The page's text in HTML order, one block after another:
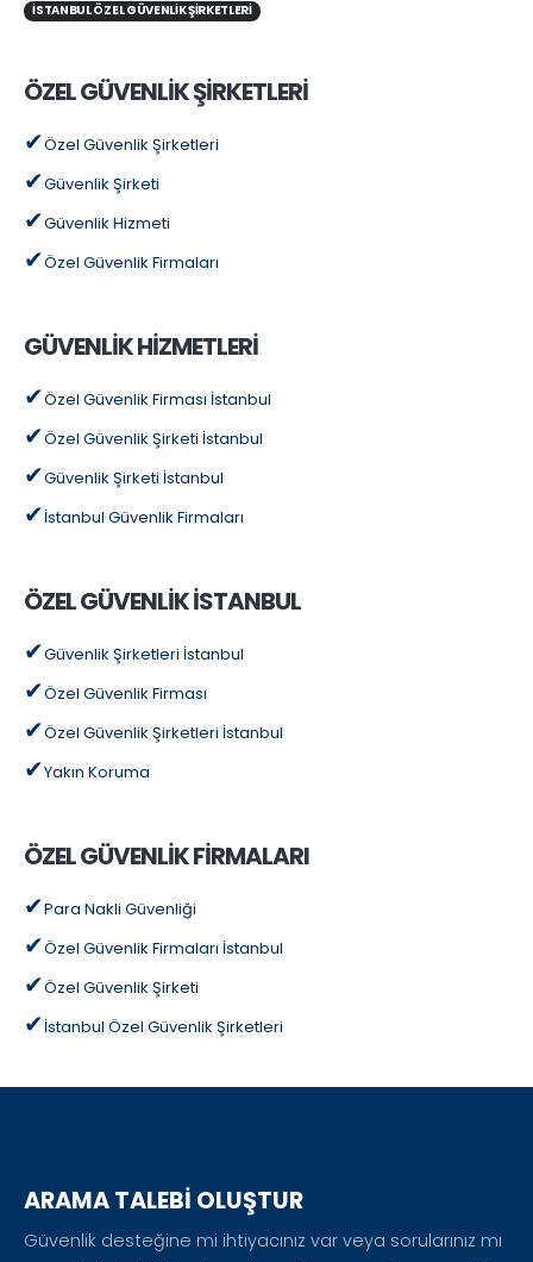
İSTANBUL ÖZEL GÜVENLIK ŞIRKETLERI
ÖZEL GÜVENLİK ŞİRKETLERİ
Özel Güvenlik Şirketleri
Güvenlik Şirketi
Güvenlik Hizmeti
Özel Güvenlik Firmaları
GÜVENLİK HİZMETLERİ
Özel Güvenlik Firması İstanbul
Özel Güvenlik Şirketi İstanbul
Güvenlik Şirketi İstanbul
İstanbul Güvenlik Firmaları
ÖZEL GÜVENLİK İSTANBUL
Güvenlik Şirketleri İstanbul
Özel Güvenlik Firması
Özel Güvenlik Şirketleri İstanbul
Yakın Koruma
ÖZEL GÜVENLİK FİRMALARI
Para Nakli Güvenliği
Özel Güvenlik Firmaları İstanbul
Özel Güvenlik Şirketi
İstanbul Özel Güvenlik Şirketleri
ARAMA TALEBİ OLUŞTUR
Güvenlik desteğine mi ihtiyacınız var veya sorularınız mı